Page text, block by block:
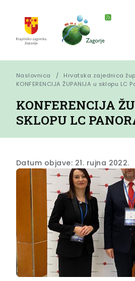
Naslovnica
Hrvatska zajednica
KONFERENCIJA ŽUPANIJA u sklopu LC
KONFERENCIJA
SKLOPU LC
Datum objave: 21. rujna 2022.